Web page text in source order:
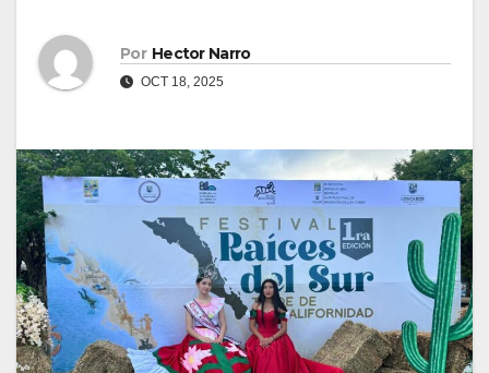
Por Hector Narro
OCT 18, 2025